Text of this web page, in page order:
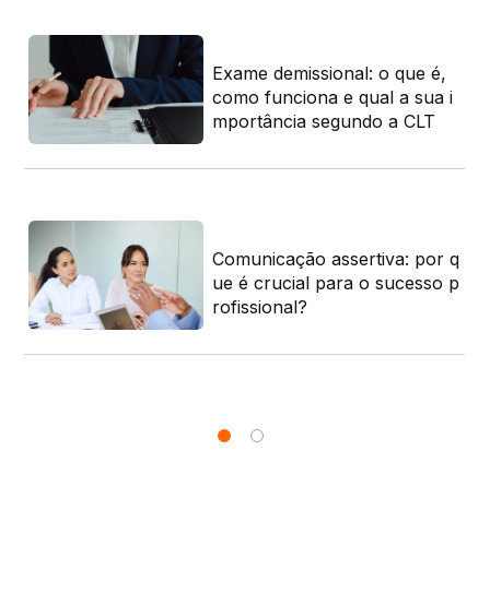
Exame demissional: o que é,
como funciona e qual a sua i
mportância segundo a CLT
Comunicação assertiva: por q
ue é crucial para o sucesso p
rofissional?